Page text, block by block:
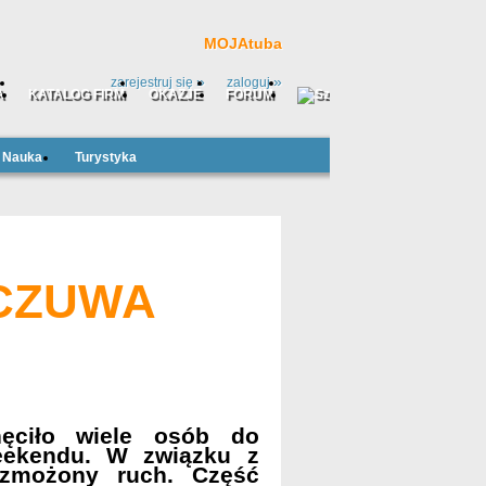
MOJAtuba
zarejestruj się » zaloguj»
KATALOG FIRM OKAZJE FORUM
Nauka Turystyka
wiele osób do
W związku z
ruch. Część